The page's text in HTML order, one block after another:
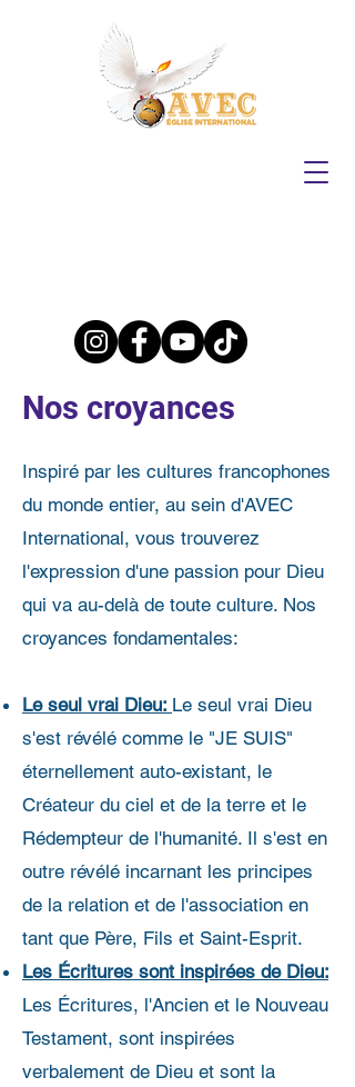
Nos croyances
Inspiré par les cultures francophones
du monde entier, au sein d'AVEC
International, vous trouverez
l'expression d'une passion pour Dieu
qui va au-delà de toute culture.​ Nos
croyances fondamentales:
Le seul vrai Dieu: Le seul vrai Dieu
s'est révélé comme le "JE SUIS"
éternellement auto-existant, le
Créateur du ciel et de la terre et le
Rédempteur de l'humanité. Il s'est en
outre révélé incarnant les principes
de la relation et de l'association en
tant que Père, Fils et Saint-Esprit.
Les Écritures sont inspirées de Dieu:
Les Écritures, l'Ancien et le Nouveau
Testament, sont inspirées
verbalement de Dieu et sont la